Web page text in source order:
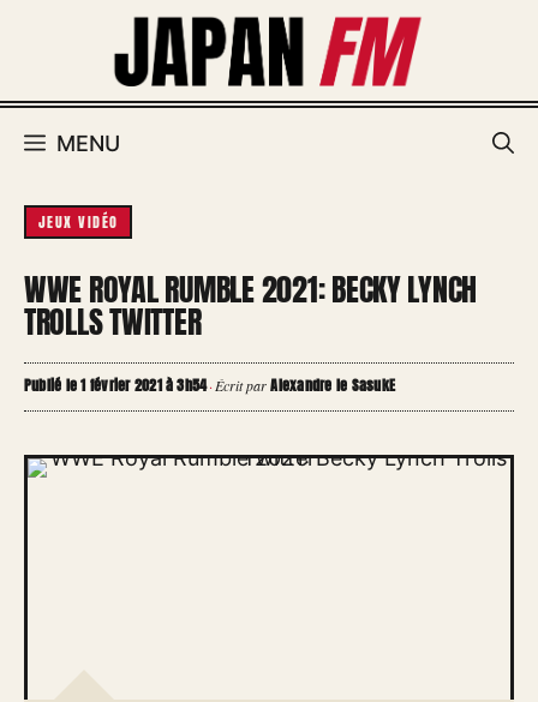
MENU
JEUX VIDÉO
WWE ROYAL RUMBLE 2021: BECKY LYNCH
TROLLS TWITTER
Publié le 1 février 2021 à 3h54·Écrit parAlexandre le SasukE